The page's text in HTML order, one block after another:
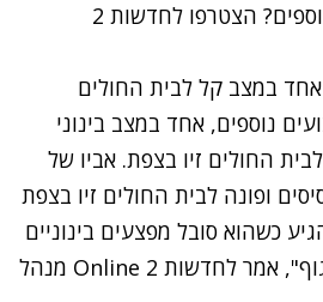
רוצים לקבל עדכונים נוספים? הצטרפו לחדשות 2
במצב קל לבית החולים
נוספים, אחד במצב בינוני
החולים זיו בצפת. אביו של
ופונה לבית החולים זיו בצפת
כשהוא סובל מפצעים בינוניים
באזור הראש ובשאר הגוף", אמר לחדשות 2 Online מנהל